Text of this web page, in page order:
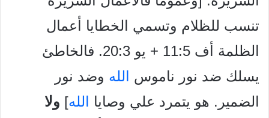
تنسب للظلام وتسمي الخطايا أعمال
الظلمة أف 11:5 + يو 20:3. فالخاطئ
يسلك ضد نور ناموس
الله وضد نور
الضمير. هو يتمرد علي وصايا
الله] ولا